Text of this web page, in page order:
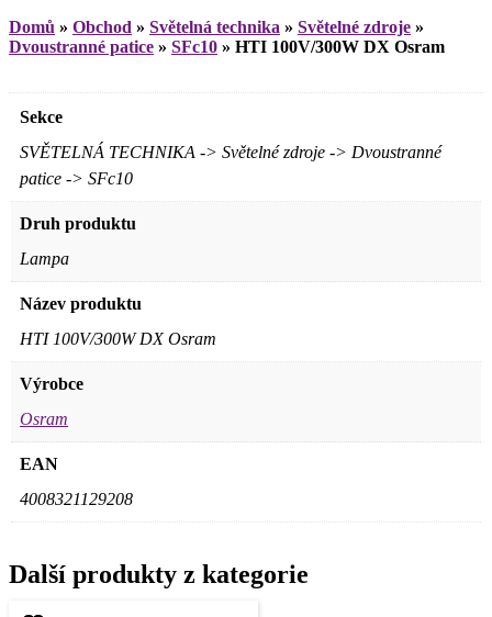
Domů » Obchod » Světelná technika » Světelné zdroje »
Dvoustranné patice » SFc10 » HTI 100V/300W DX Osram
Sekce
SVĚTELNÁ TECHNIKA -> Světelné zdroje -> Dvoustranné
patice -> SFc10
Druh produktu
Lampa
Název produktu
HTI 100V/300W DX Osram
Výrobce
Osram
EAN
4008321129208
Další produkty z kategorie